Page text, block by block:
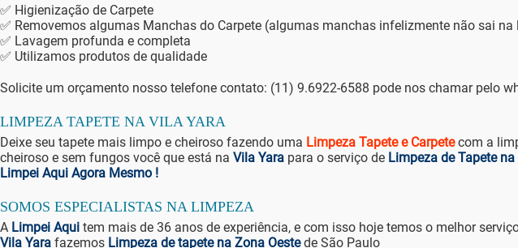
✅ Higienização de Carpete
✅ Removemos algumas Manchas do Carpete (algumas manchas infelizmente não sai na
✅ Lavagem profunda e completa
✅ Utilizamos produtos de qualidade
Solicite um orçamento nosso telefone contato: (11) 9.6922-6588 pode nos chamar pelo
LIMPEZA TAPETE NA VILA YARA
Deixe seu tapete mais limpo e cheiroso fazendo uma Limpeza Tapete e Carpetecom a
cheiroso e sem fungos você que está na Vila Yara para o serviço de Limpeza de Tapete
Limpei Aqui Agora Mesmo !
SOMOS ESPECIALISTAS NA LIMPEZA
A Limpei Aqui tem mais de 36 anos de experiência, e com isso hoje temos o melhor
Vila Yara fazemos Limpeza de tapete na Zona Oestede São Paulo